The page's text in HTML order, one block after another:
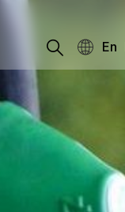
En